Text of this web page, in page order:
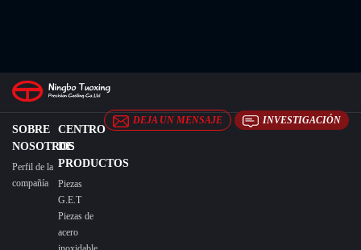
DEJA UN MENSAJE INVESTIGACIÓN
SOBRE
NOSOTROS
Perfil de la
compañía
CENTRO
DE
PRODUCTOS
Piezas
G.E.T
Piezas de
acero